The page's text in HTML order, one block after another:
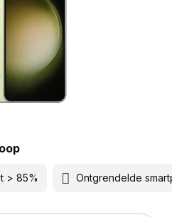
> 85% Ontgrendelde